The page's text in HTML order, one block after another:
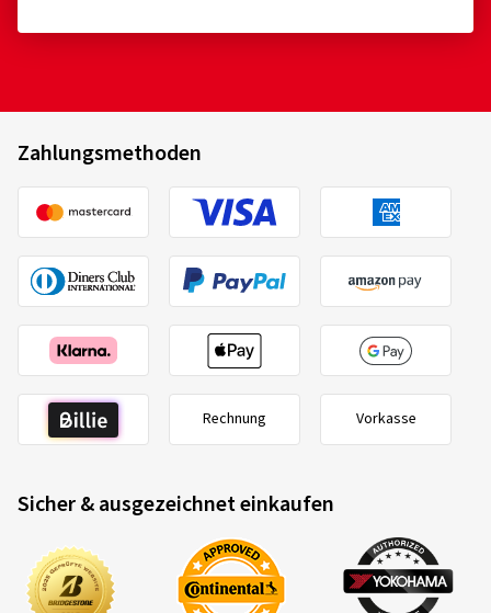
Zahlungsmethoden
Rechnung Vorkasse
Sicher & ausgezeichnet einkaufen